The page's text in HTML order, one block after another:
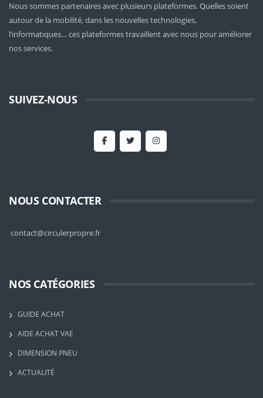
Nous sommes partenaires avec plusieurs plateformes. Quelles soient
autour de la mobilité, dans les nouvelles technologies,
l’informatiques… ces plateformes travaillent avec nous pour améliorer
nos services.
SUIVEZ-NOUS
NOUS CONTACTER
contact@circulerpropre.fr
NOS CATÉGORIES
GUIDE ACHAT
AIDE ACHAT VAE
DIMENSION PNEU
ACTUALITÉ